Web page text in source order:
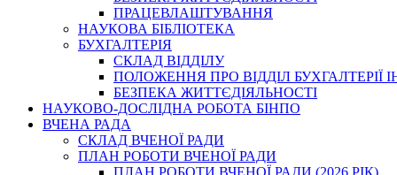
ПРАЦЕВЛАШТУВАННЯ
НАУКОВА БІБЛІОТЕКА
БУХГАЛТЕРІЯ
СКЛАД ВІДДІЛУ
ПОЛОЖЕННЯ ПРО ВІДДІЛ БУХГАЛТЕРІЇ
БЕЗПЕКА ЖИТТЄДІЯЛЬНОСТІ
НАУКОВО-ДОСЛІДНА РОБОТА БІНПО
ВЧЕНА РАДА
СКЛАД ВЧЕНОЇ РАДИ
ПЛАН РОБОТИ ВЧЕНОЇ РАДИ
ПЛАН РОБОТИ ВЧЕНОЇ РАДИ (2026 РІК)